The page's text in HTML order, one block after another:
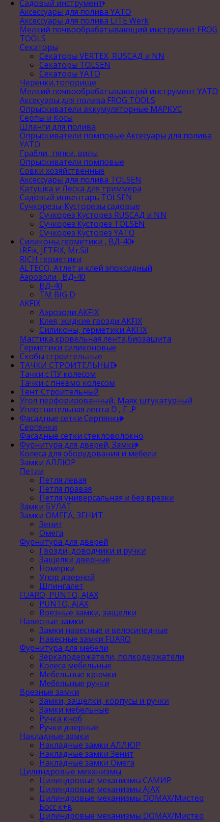
Садовый инструмент
Аксессуары для полива YATO
Аксессуары для полива LITE Werk
Мелкий почвообрабатывающий инструмент FROG
TOOLS
Секаторы
Секаторы VERTEX, RUSСАД и NN
Секаторы TOLSEN
Секаторы YATO
Черенки,топорище
Мелкий почвообрабатывающий инструмент YATO
Аксесуары для полива FROG TOOLS
Опрыскиватели аккумуляторные МАРКУС
Серпы и Косы
Шланги для полива
Опрыскиватели помповые Аксесуары для полива
YATO
Грабли, тяпки, вилы
Опрыскиватели помповые
Совки хозяйственные
Аксессуары для полива TOLSEN
Катушка и Леска для триммера
Садовый инвентарь TOLSEN
Сучкорезы-Кусторезы садовые
Сучкорез Кусторез RUSСАД и NN
Сучкорез Кусторез TOLSEN
Сучкорез Кусторез YATO
Силиконы,герметики , ВД-40
IRFix, JETFIX, Mr.Sil
RICH герметики
ALTECO, Атлет и клей эпоксидный
Аэрозоли , ВД-40
ВД-40
TM BIG D
AKFIX
Аэрозоли AKFIX
Клея, жидкие гвозди AKFIX
Силиконы, герметики AKFIX
Мастика,кровельная лента,биозащита
Герметики силиконовые
Скобы строительные
ТАЧКИ СТРОИТЕЛЬНЫЕ
Тачки с ПУ колесом
Тачки с пневмо колесом
Тент Строительный
Угол перфорированный, Маяк штукатурный
Уплотнительная лента D , Е ,P
Фасадные сетки Серпянки
Серпянки
Фасадные сетки стекловолокно
Фурнитура для дверей, Замки
Колеса для оборудования и мебели
Замки АЛЛЮР
Петли
Петля левая
Петля правая
Петля универсальная и без врезки
Замки БУЛАТ
Замки ОМЕГА, ЗЕНИТ
Зенит
Омега
Фурнитура для дверей
Гвозди, доводчики и ручки
Защелки дверные
Номерки
Упор дверной
Шпингалет
FUARO, PUNTO, AJAX
PUNTO, AJAX
Врезные замки, защелки
Навесные замки
Замки навесные и велосипедные
Навесные замки FUARO
Фурнитура для мебели
Зеркалодержатели, полкодержатели
Колеса мебельные
Мебельные крючки
Мебельные ручки
Врезные замки
Замки, защелки, корпусы и ручки
Замки мебельные
Ручка кноб
Ручки дверные
Накладные замки
Накладные замки АЛЛЮР
Накладные замки Зенит
Накладные замки Омега
Цилиндровые механизмы
Цилиндровые механизмы САМИР
Цилиндровые механизмы AJAX
Цилиндровые механизмы DOMAX/Мистер
Босс к+в
Цилиндровые механизмы DOMAX/Мистер